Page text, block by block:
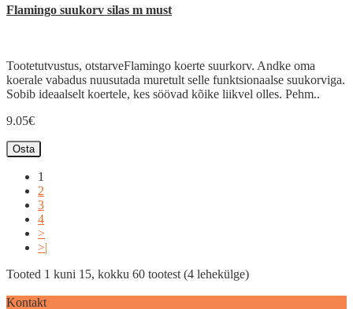
Flamingo suukorv silas m must
Tootetutvustus, otstarveFlamingo koerte suurkorv. Andke oma
koerale vabadus nuusutada muretult selle funktsionaalse suukorviga.
Sobib ideaalselt koertele, kes söövad kõike liikvel olles. Pehm..
9.05€
Osta
1
2
3
4
>
>|
Tooted 1 kuni 15, kokku 60 tootest (4 lehekülge)
Kontakt